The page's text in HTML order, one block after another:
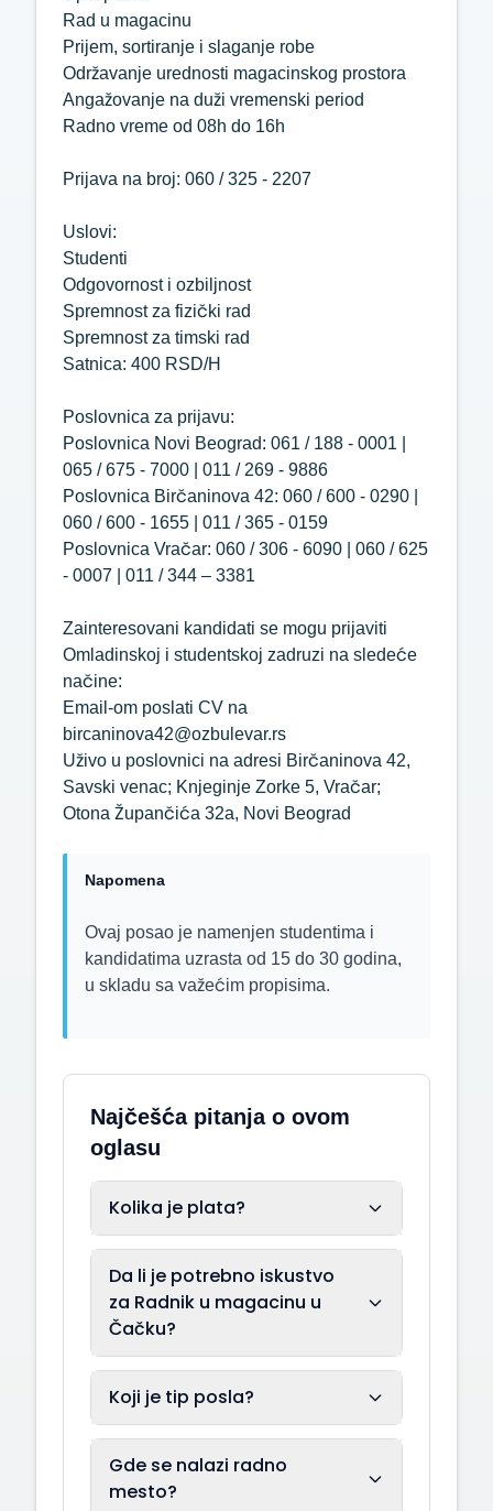
Rad u magacinu
Prijem, sortiranje i slaganje robe
Održavanje urednosti magacinskog prostora
Angažovanje na duži vremenski period
Radno vreme od 08h do 16h
Prijava na broj: 060 / 325 - 2207
Uslovi:
Studenti
Odgovornost i ozbiljnost
Spremnost za fizički rad
Spremnost za timski rad
Satnica: 400 RSD/H
Poslovnica za prijavu:
Poslovnica Novi Beograd: 061 / 188 - 0001 |
065 / 675 - 7000 | 011 / 269 - 9886
Poslovnica Birčaninova 42: 060 / 600 - 0290 |
060 / 600 - 1655 | 011 / 365 - 0159
Poslovnica Vračar: 060 / 306 - 6090 | 060 / 625
- 0007 | 011 / 344 – 3381
Zainteresovani kandidati se mogu prijaviti
Omladinskoj i studentskoj zadruzi na sledeće
načine:
Email-om poslati CV na
bircaninova42@ozbulevar.rs
Uživo u poslovnici na adresi Birčaninova 42,
Savski venac; Knjeginje Zorke 5, Vračar;
Otona Župančića 32a, Novi Beograd
Napomena
Ovaj posao je namenjen studentima i
kandidatima uzrasta od 15 do 30 godina,
u skladu sa važećim propisima.
Najčešća pitanja o ovom
oglasu
Kolika je plata?
Da li je potrebno iskustvo
za Radnik u magacinu u
Čačku?
Koji je tip posla?
Gde se nalazi radno
mesto?